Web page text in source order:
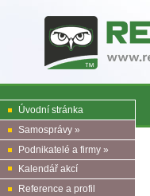
Úvodní stránka
Samosprávy »
Podnikatelé a firmy »
Kalendář akcí
Reference a profil